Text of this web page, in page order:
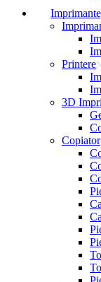
Printere
3D
Copiator